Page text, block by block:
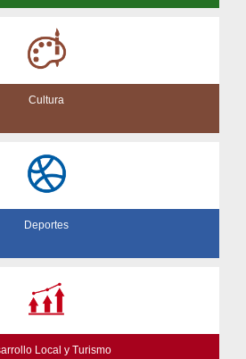
Cultura
Deportes
Local y Turismo